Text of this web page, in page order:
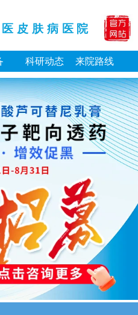
皮肤病医院
科研动态 来院路线